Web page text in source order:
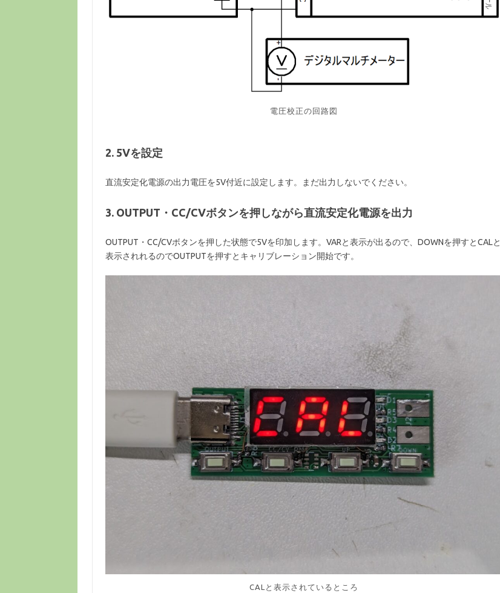
電圧校正の回路図
2. 5Vを設定
直流安定化電源の出力電圧を5V付近に設定します。まだ出力しないでください。
3. OUTPUT・CC/CVボタンを押しながら直流安定化電源を出力
OUTPUT・CC/CVボタンを押した状態で5Vを印加します。VARと表示が出るので、DOWNを押すとCALと
表示されれるのでOUTPUTを押すとキャリブレーション開始です。
CALと表示されているところ